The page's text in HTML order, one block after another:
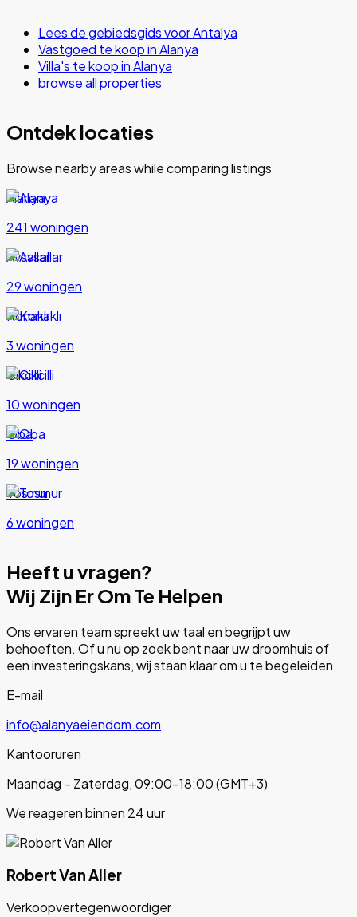
Lees de gebiedsgids voor Antalya
Vastgoed te koop in Alanya
Villa's te koop in Alanya
browse all properties
Ontdek locaties
Browse nearby areas while comparing listings
Alanya
241 woningen
Avsallar
29 woningen
Konaklı
3 woningen
Cikcilli
10 woningen
Oba
19 woningen
Tosmur
6 woningen
Heeft u vragen?
Wij Zijn Er Om Te Helpen
Ons ervaren team spreekt uw taal en begrijpt uw
behoeften. Of u nu op zoek bent naar uw droomhuis of
een investeringskans, wij staan klaar om u te begeleiden.
E-mail
info@alanyaeiendom.com
Kantooruren
Maandag – Zaterdag, 09:00–18:00 (GMT+3)
We reageren binnen 24 uur
Robert Van Aller
Verkoopvertegenwoordiger